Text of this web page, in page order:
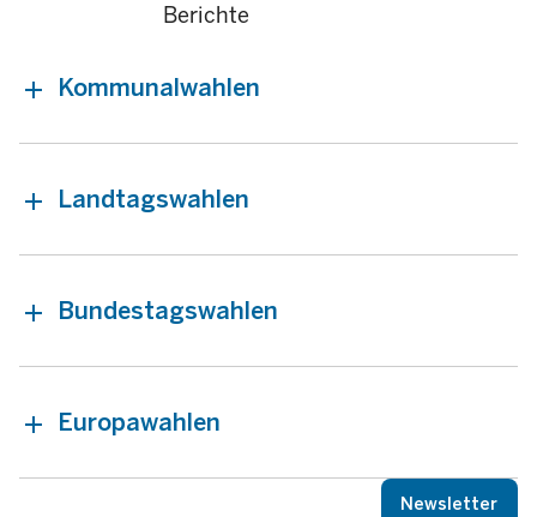
Berichte
Kommunalwahlen
Landtagswahlen
Bundestagswahlen
Europawahlen
Newsletter